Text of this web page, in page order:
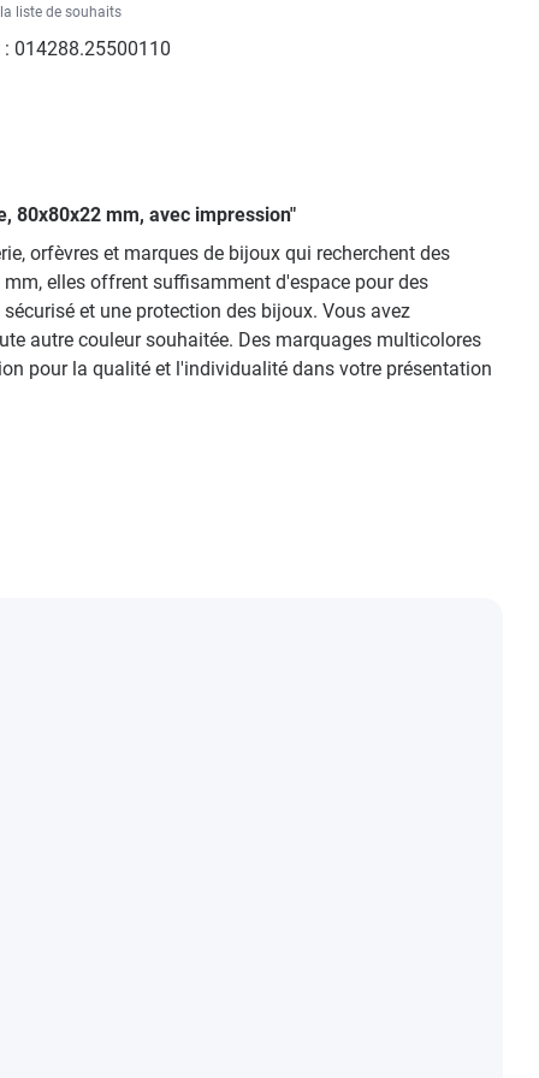
liste de souhaits
014288.25500110
80x80x22 mm, avec impression"
orfèvres et marques de bijoux qui recherchent des
elles offrent suffisamment d'espace pour des
et une protection des bijoux. Vous avez
autre couleur souhaitée. Des marquages multicolores
pour la qualité et l'individualité dans votre présentation